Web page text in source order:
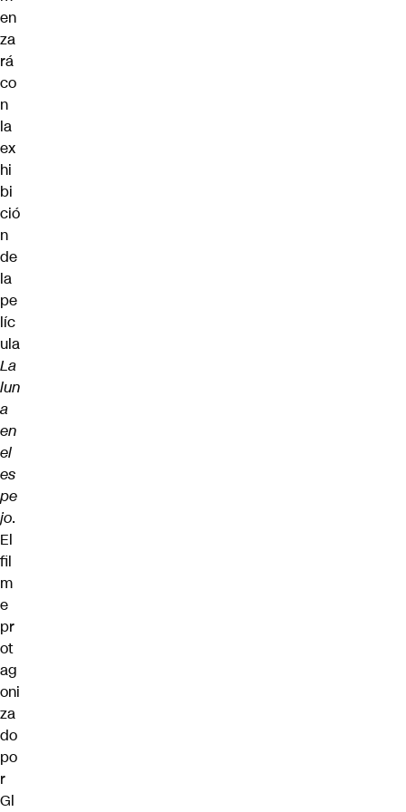
en
za
rá
co
n
la
ex
hi
bi
ció
n
de
la
pe
líc
ula
La
lun
a
en
el
es
pe
jo.
El
fil
m
e
pr
ot
ag
oni
za
do
po
r
Gl